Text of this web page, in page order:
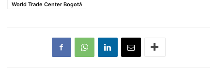
World Trade Center Bogotá